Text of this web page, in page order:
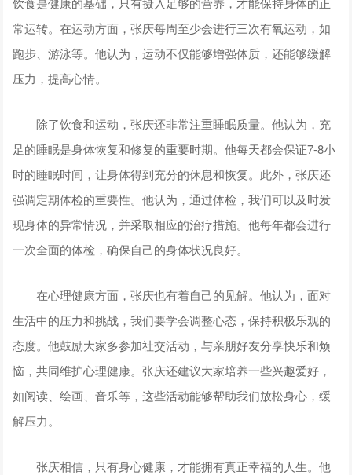
常运转。在运动方面，张庆每周至少会进行三次有氧运动，如
跑步、游泳等。他认为，运动不仅能够增强体质，还能够缓解
压力，提高心情。
除了饮食和运动，张庆还非常注重睡眠质量。他认为，充
足的睡眠是身体恢复和修复的重要时期。他每天都会保证7-8小
时的睡眠时间，让身体得到充分的休息和恢复。此外，张庆还
强调定期体检的重要性。他认为，通过体检，我们可以及时发
现身体的异常情况，并采取相应的治疗措施。他每年都会进行
一次全面的体检，确保自己的身体状况良好。
在心理健康方面，张庆也有着自己的见解。他认为，面对
生活中的压力和挑战，我们要学会调整心态，保持积极乐观的
态度。他鼓励大家多参加社交活动，与亲朋好友分享快乐和烦
恼，共同维护心理健康。张庆还建议大家培养一些兴趣爱好，
如阅读、绘画、音乐等，这些活动能够帮助我们放松身心，缓
解压力。
张庆相信，只有身心健康，才能拥有真正幸福的人生。他